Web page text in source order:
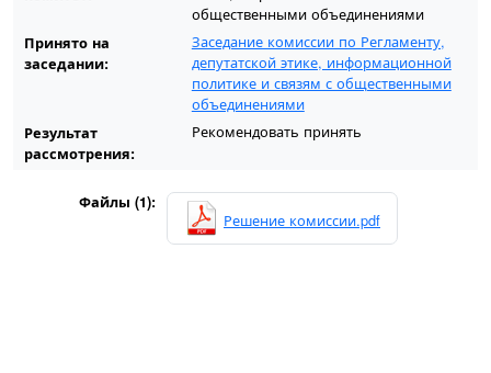
общественными объединениями
Принято на
заседании:
Заседание комиссии по Регламенту,
депутатской этике, информационной
политике и связям с общественными
объединениями
Результат
рассмотрения:
Рекомендовать принять
Файлы (1):
Решение комиссии.pdf